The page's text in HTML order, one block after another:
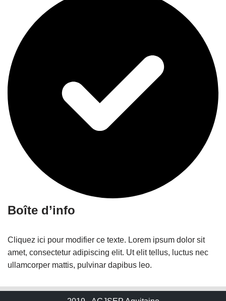
Boîte d’info
Cliquez ici pour modifier ce texte. Lorem ipsum dolor sit
amet, consectetur adipiscing elit. Ut elit tellus, luctus nec
ullamcorper mattis, pulvinar dapibus leo.